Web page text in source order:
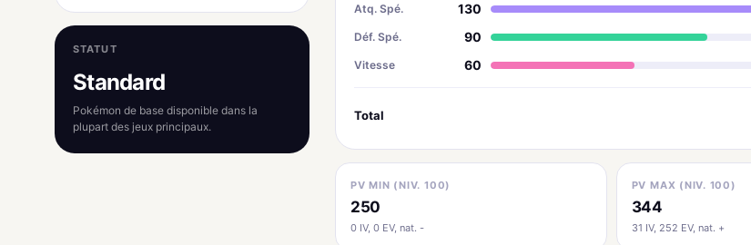
STATUT
Standard
Pokémon de base disponible dans la
plupart des jeux principaux.
Atq. Spé. 130
Déf. Spé. 90
Vitesse 60
Total
PV MIN (NIV. 100)
250
0 IV, 0 EV, nat. -
PV MAX (NIV. 100)
344
31 IV, 252 EV, nat. +